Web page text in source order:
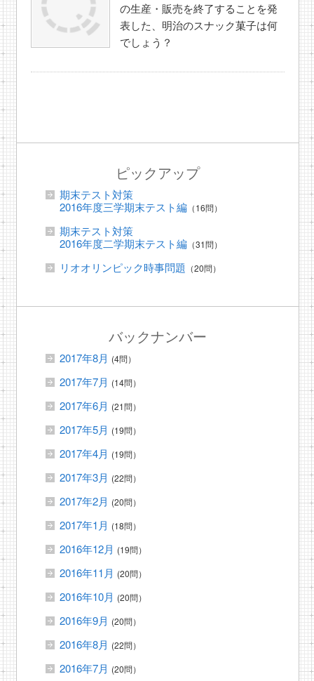
の生産・販売を終了することを発
表した、明治のスナック菓子は何
でしょう？
ピックアップ
期末テスト対策
2016年度三学期末テスト編（16問）
期末テスト対策
2016年度二学期末テスト編（31問）
リオオリンピック時事問題 （20問）
バックナンバー
2017年8月 (4問）
2017年7月 (14問）
2017年6月 (21問）
2017年5月 (19問）
2017年4月 (19問）
2017年3月 (22問）
2017年2月 (20問）
2017年1月 (18問）
2016年12月 (19問）
2016年11月 (20問）
2016年10月 (20問）
2016年9月 (20問）
2016年8月 (22問）
2016年7月 (20問）